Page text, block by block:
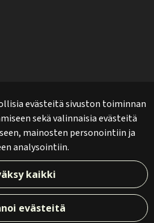
evästeitä sivuston toiminnan
sekä valinnaisia evästeitä
mainosten personointiin ja
analysointiin.
kaikki
evästeitä
atFlow.